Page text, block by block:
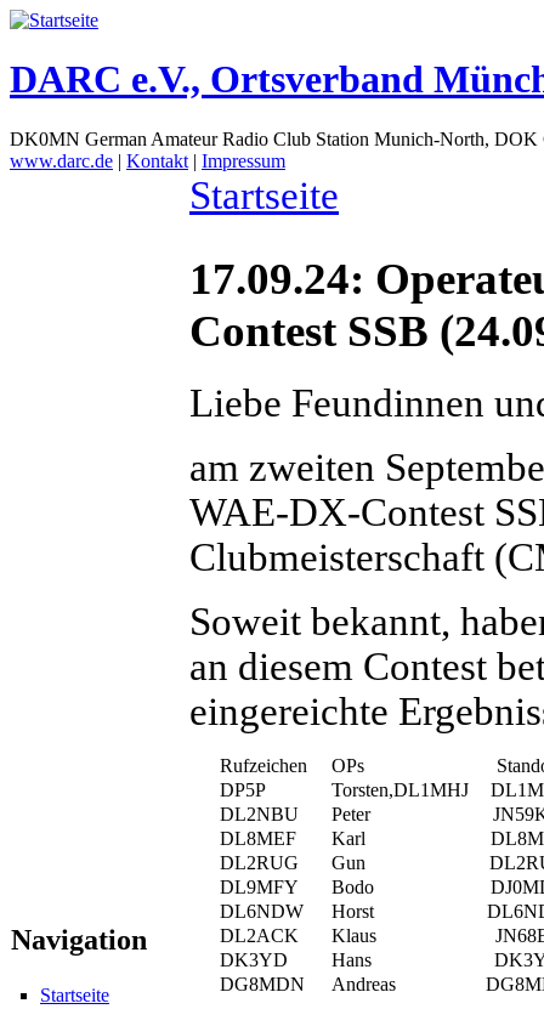
DARC e.V., Ortsverband
DK0MN German Amateur Radio Club Station Munich-North,
www.darc.de | Kontakt | Impressum
Navigation
Startseite
Startseite
17.09.24:
Contest SSB
Liebe Feundinnen
am zweiten
WAE-DX-Contest
Clubmeisterschaft
Soweit bekannt,
an diesem Contest
eingereichte
Rufzeichen OPs
DP5P
Torsten,DL1MHJ
DL2NBU
Peter
DL8MEF
Karl
DL2RUG
Gun
DL9MFY
Bodo
DL6NDW
Horst
DL2ACK
Klaus
DK3YD
Hans
DG8MDN
Andreas